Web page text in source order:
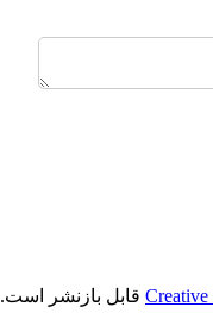
قابل بازنشر است.